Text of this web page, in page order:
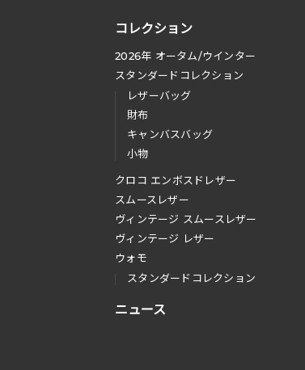
コレクション
2026年 オータム/ウインター
スタンダードコレクション
レザーバッグ
財布
キャンバスバッグ
小物
クロコ エンボスドレザー
スムースレザー
ヴィンテージ スムースレザー
ヴィンテージ レザー
ウォモ
スタンダードコレクション
ニュース